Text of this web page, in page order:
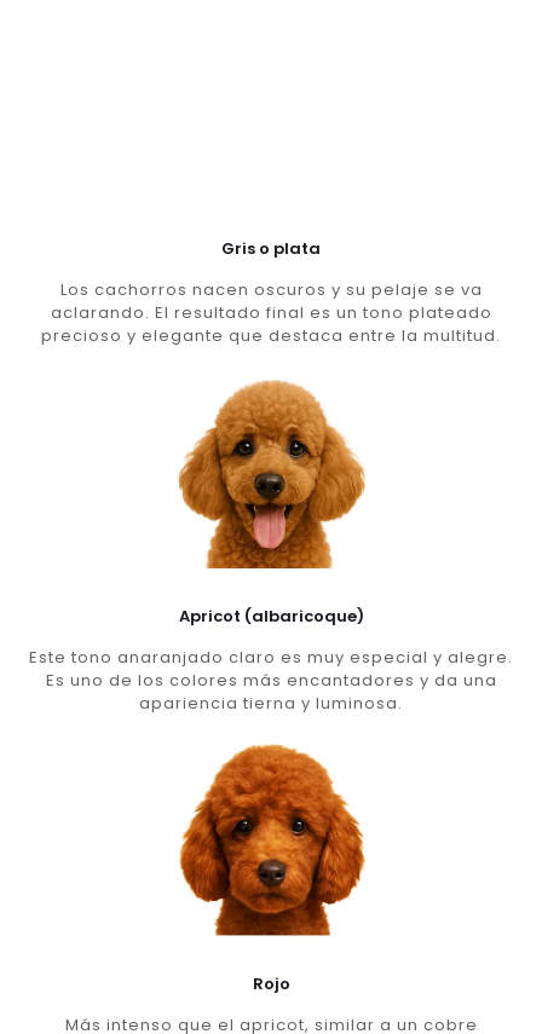
Gris o plata
Los cachorros nacen oscuros y su pelaje se va
aclarando. El resultado final es un tono plateado
precioso y elegante que destaca entre la multitud.
Apricot (albaricoque)
Este tono anaranjado claro es muy especial y alegre.
Es uno de los colores más encantadores y da una
apariencia tierna y luminosa.
Rojo
Más intenso que el apricot, similar a un cobre